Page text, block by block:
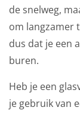
de snelweg,
om langzamer
dus dat je een
buren.
Heb je een
je gebruik van